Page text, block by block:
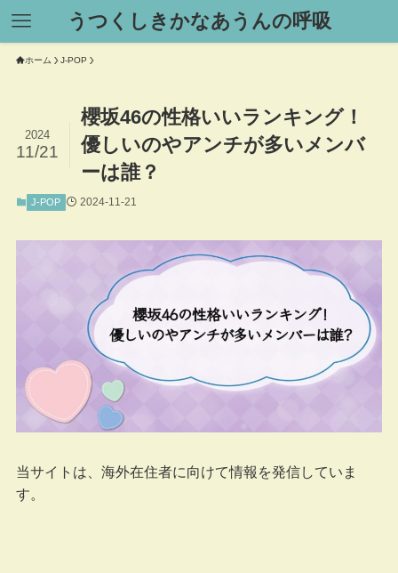
うつくしきかなあうんの呼吸
ホーム J-POP
櫻坂46の性格いいランキング！
優しいのやアンチが多いメンバ
ーは誰？
2024
11/21
J-POP 2024-11-21
当サイトは、海外在住者に向けて情報を発信していま
す。